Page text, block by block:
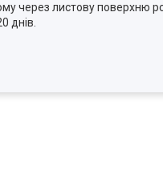
через листову поверхню
днів.